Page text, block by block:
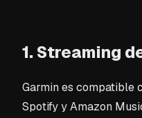
1. Streaming
Garmin es compatible
Spotify y Amazon